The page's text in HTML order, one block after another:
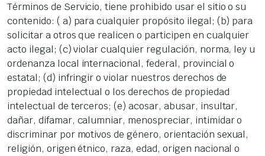
Términos de Servicio, tiene prohibido usar el sitio o su
contenido: ( a) para cualquier propósito ilegal; (b) para
solicitar a otros que realicen o participen en cualquier
acto ilegal; (c) violar cualquier regulación, norma, ley u
ordenanza local internacional, federal, provincial o
estatal; (d) infringir o violar nuestros derechos de
propiedad intelectual o los derechos de propiedad
intelectual de terceros; (e) acosar, abusar, insultar,
dañar, difamar, calumniar, menospreciar, intimidar o
discriminar por motivos de género, orientación sexual,
religión, origen étnico, raza, edad, origen nacional o